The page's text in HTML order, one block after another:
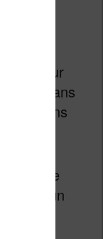
blanc sur
lire dans
de moins
de
un